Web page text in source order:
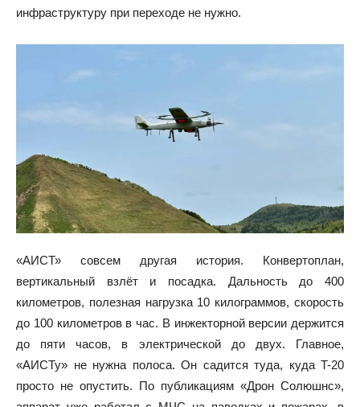
инфраструктуру при переходе не нужно.
«АИСТ» совсем другая история. Конвертоплан,
вертикальный взлёт и посадка. Дальность до 400
километров, полезная нагрузка 10 килограммов, скорость
до 100 километров в час. В инжекторной версии держится
до пяти часов, в электрической до двух. Главное,
«АИСТу» не нужна полоса. Он садится туда, куда T-20
просто не опустить. По публикациям «Дрон Солюшнс»,